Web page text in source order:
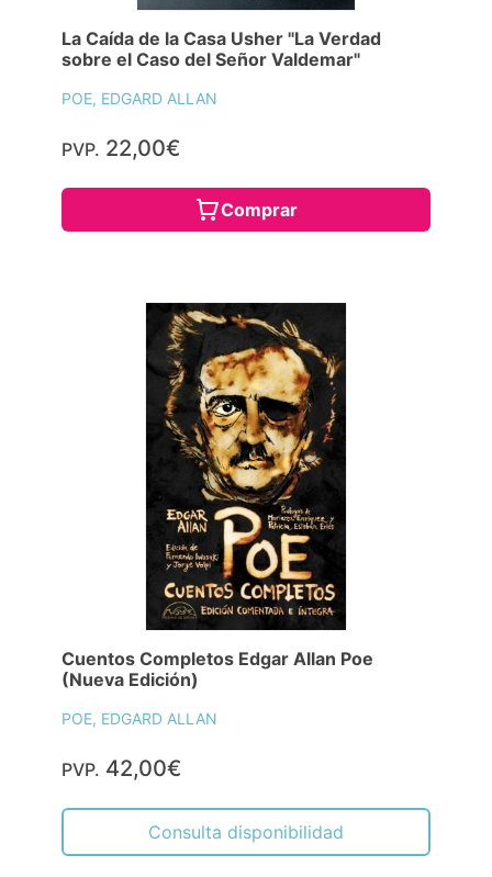
La Caída de la Casa Usher "La Verdad
sobre el Caso del Señor Valdemar"
POE, EDGARD ALLAN
PVP. 22,00€
Comprar
Cuentos Completos Edgar Allan Poe
(Nueva Edición)
POE, EDGARD ALLAN
PVP. 42,00€
Consulta disponibilidad